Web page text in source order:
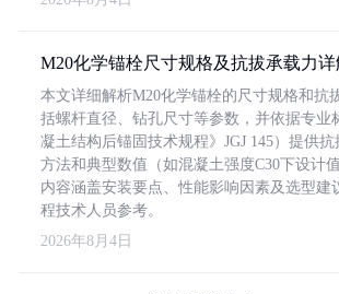
M20化学锚栓尺寸规格及抗拔承载力详
本文详细解析M20化学锚栓的尺寸规格和抗
括螺杆直径、钻孔尺寸等参数，并依据专业
凝土结构后锚固技术规程》JGJ 145）提供
方法和典型数值（如混凝土强度C30下设计值
内容涵盖安装要点、性能影响因素及选型建
程技术人员参考。
2026年8月4日